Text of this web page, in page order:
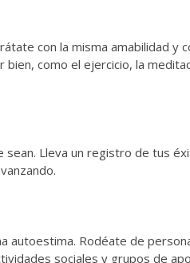
con la misma amabilidad y
como el ejercicio, la
Lleva un registro de tus
autoestima. Rodéate de
sociales y grupos de